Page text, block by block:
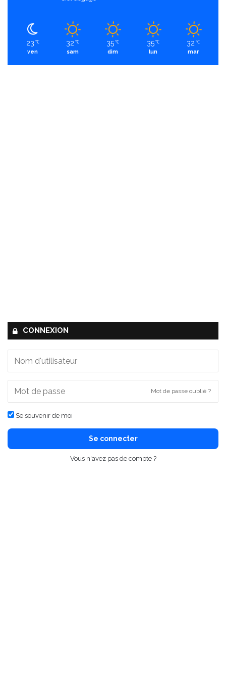
23 ℃
ven
32 ℃
sam
35 ℃
dim
35 ℃
lun
32 ℃
mar
CONNEXION
Mot de passe oublié ?
Se souvenir de moi
Se connecter
Vous n'avez pas de compte ?